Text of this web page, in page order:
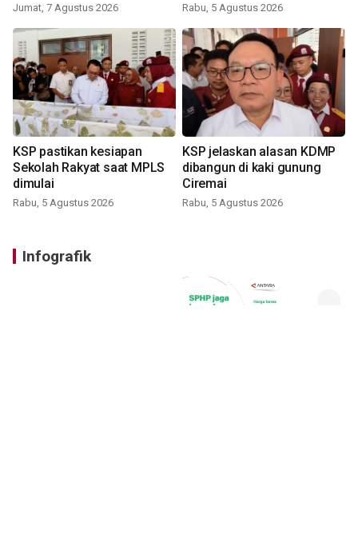
Jumat, 7 Agustus 2026 Rabu, 5 Agustus 2026
KSP pastikan kesiapan
Sekolah Rakyat saat MPLS
dimulai
Rabu, 5 Agustus 2026
KSP jelaskan alasan KDMP
dibangun di kaki gunung
Ciremai
Rabu, 5 Agustus 2026
Infografik